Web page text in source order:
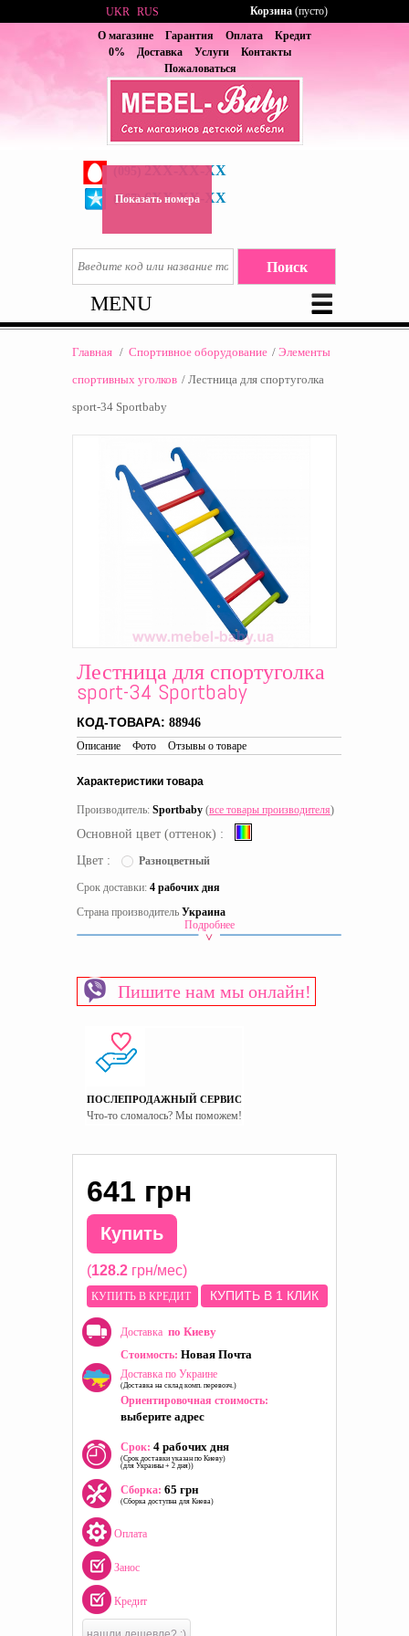
О магазине Гарантия Оплата
Кредит
0%
Доставка Услуги
Контакты
Пожаловаться
2XX-XX-XX
(067) 6XX-XX-XX
Показать номера
UKR RUS Корзина (пусто)
MENU
Главная / Спортивное оборудование / Элементы
спортивных уголков / Лестница для спортуголка
sport-34 Sportbaby
Лестница для спортуголка
sport-34 Sportbaby
КОД-ТОВАРА: 88946
Описание Фото Отзывы о товаре
Характеристики товара
Производитель: Sportbaby (все товары производителя)
Основной цвет (оттенок) :
Цвет :
Разноцветный
Срок доставки: 4 рабочих дня
Страна производитель Украина
Подробнее
Пишите нам мы онлайн!
ПОСЛЕПРОДАЖНЫЙ СЕРВИС
Что-то сломалось? Мы поможем!
641 грн
Купить
(128.2 грн/мес)
КУПИТЬ В КРЕДИТ КУПИТЬ В 1 КЛИК
Доставка по Киеву
Стоимость: Новая Почта
Доставка по Украине
(Доставка на склад комп. перевозч.)
Ориентировочная стоимость:
выберите адрес
Срок: 4 рабочих дня
(Срок доставки указан по Киеву)
(для Украины + 2 дня))
Сборка: 65 грн
(Сборка доступна для Киева)
Оплата
Занос
Кредит